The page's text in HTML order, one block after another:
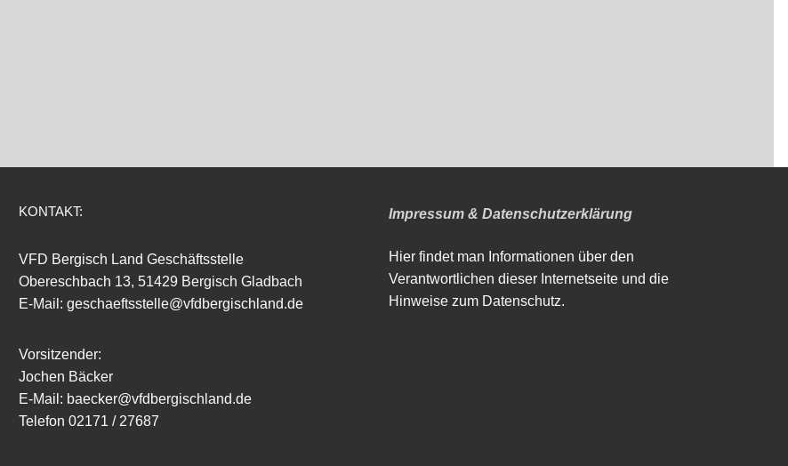
KONTAKT:
VFD Bergisch Land Geschäftsstelle
Obereschbach 13, 51429 Bergisch Gladbach
E-Mail: geschaeftsstelle@vfdbergischland.de
Vorsitzender:
Jochen Bäcker
E-Mail: baecker@vfdbergischland.de
Telefon 02171 / 27687
Impressum & Datenschutzerklärung
Hier findet man Informationen über den
Verantwortlichen dieser Internetseite und die
Hinweise zum Datenschutz.